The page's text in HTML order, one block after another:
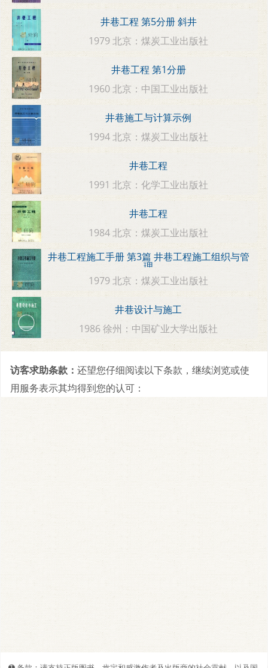
井巷工程 第5分册 斜井
1979 北京：煤炭工业出版社
井巷工程 第1分册
1960 北京：中国工业出版社
井巷施工与计算示例
1994 北京：煤炭工业出版社
井巷工程
1991 北京：化学工业出版社
井巷工程
1984 北京：煤炭工业出版社
井巷工程施工手册 第3篇 井巷工程施工组织与管
理
1979 北京：煤炭工业出版社
井巷设计与施工
1986 徐州：中国矿业大学出版社
访客求助条款： 还望您仔细阅读以下条款，继续浏览或使
用服务表示其均得到您的认可：